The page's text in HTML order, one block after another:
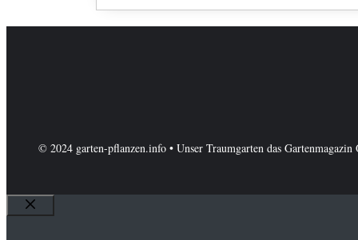
© 2024 garten-pflanzen.info • Unser Traumgarten das Gartenmagazin
Schließen